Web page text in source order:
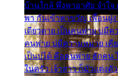
บ้านใกล้ พึ่งพาอาศัย จำใจ
พา กันเข้าพาขวัญ เพื่อนฝูง
เดียวดาย เป็นคนพ่าย บ่มีค
คนพ่าย บ่มีความหมาย เคีย
เป็นบ่ได้ คือคนพ่าย ฮักคน
ในครัว เจ้าสาว ก็มัวแต่งตั